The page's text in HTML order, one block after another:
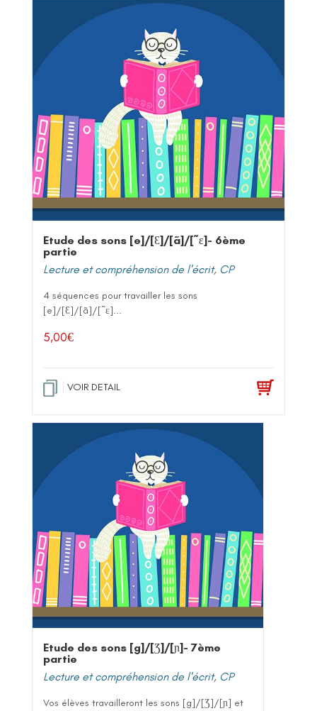
Etude des sons [e]/[Ɛ]/[ã]/[˜ε]- 6ème
partie
Lecture et compréhension de l'écrit, CP
4 séquences pour travailler les sons
[e]/[Ɛ]/[ã]/[˜ε]...
5,00€
VOIR DETAIL
Etude des sons [g]/[Ʒ]/[ɲ]- 7ème
partie
Lecture et compréhension de l'écrit, CP
Vos élèves travailleront les sons [g]/[Ʒ]/[ɲ] et